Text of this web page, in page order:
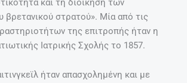
και τη διοίκηση των
βρετανικού στρατού». Μία από τις
της επιτροπής ήταν η
Ιατρικής Σχολής το 1857.
ήταν απασχολημένη και με